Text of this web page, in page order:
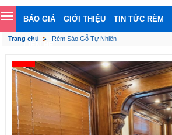
BÁO GIÁ GIỚI THIỆU TIN TỨC RÈM
Trang chủ Rèm Sáo Gỗ Tự Nhiên